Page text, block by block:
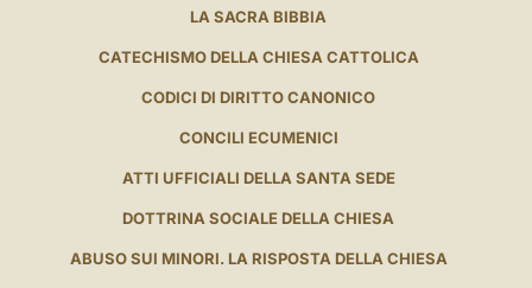
LA SACRA BIBBIA
CATECHISMO DELLA CHIESA CATTOLICA
CODICI DI DIRITTO CANONICO
CONCILI ECUMENICI
ATTI UFFICIALI DELLA SANTA SEDE
DOTTRINA SOCIALE DELLA CHIESA
ABUSO SUI MINORI. LA RISPOSTA DELLA CHIESA